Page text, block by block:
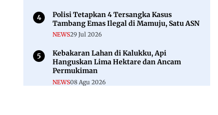
Polisi Tetapkan 4 Tersangka Kasus
Tambang Emas Ilegal di Mamuju, Satu ASN
NEWS29 Jul 2026
Kebakaran Lahan di Kalukku, Api
Hanguskan Lima Hektare dan Ancam
Permukiman
NEWS08 Agu 2026